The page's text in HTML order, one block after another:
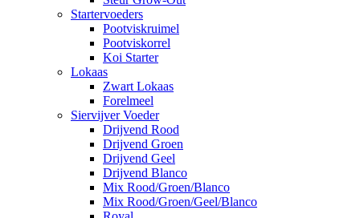
Startervoeders
Pootviskruimel
Pootviskorrel
Koi Starter
Lokaas
Zwart Lokaas
Forelmeel
Siervijver Voeder
Drijvend Rood
Drijvend Groen
Drijvend Geel
Drijvend Blanco
Mix Rood/Groen/Blanco
Mix Rood/Groen/Geel/Blanco